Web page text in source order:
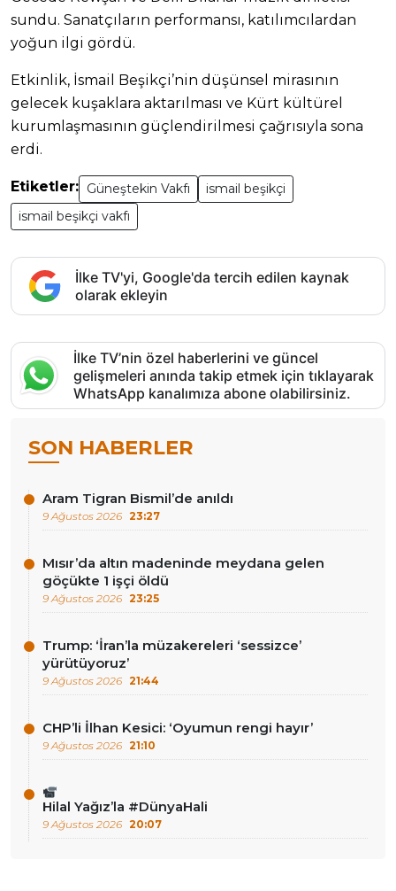
sundu. Sanatçıların performansı, katılımcılardan
yoğun ilgi gördü.
Etkinlik, İsmail Beşikçi’nin düşünsel mirasının
gelecek kuşaklara aktarılması ve Kürt kültürel
kurumlaşmasının güçlendirilmesi çağrısıyla sona
erdi.
Etiketler: Güneştekin Vakfı
ismail beşikçi
ismail beşikçi vakfı
İlke TV'yi, Google'da tercih edilen kaynak
olarak ekleyin
İlke TV’nin özel haberlerini ve güncel
gelişmeleri anında takip etmek için tıklayarak
WhatsApp kanalımıza abone olabilirsiniz.
SON HABERLER
Aram Tigran Bismil’de anıldı
9 Ağustos 2026 23:27
Mısır’da altın madeninde meydana gelen
göçükte 1 işçi öldü
9 Ağustos 2026 23:25
Trump: ‘İran’la müzakereleri ‘sessizce’
yürütüyoruz’
9 Ağustos 2026 21:44
CHP’li İlhan Kesici: ‘Oyumun rengi hayır’
9 Ağustos 2026 21:10
Hilal Yağız’la #DünyaHali
9 Ağustos 2026 20:07